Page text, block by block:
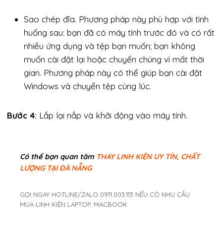
Sao chép đĩa. Phương pháp này phù hợp với tình
huống sau: bạn đã có máy tính trước đó và có rất
nhiều ứng dụng và tệp bạn muốn; bạn không
muốn cài đặt lại hoặc chuyển chúng vì mất thời
gian. Phương pháp này có thể giúp bạn cài đặt
Windows và chuyển tệp cùng lúc.
Bước 4: Lắp lại nắp và khởi động vào máy tính.
Có thể bạn quan tâm THAY LINH KIỆN UY TÍN, CHẤT
LƯỢNG TẠI ĐÀ NẴNG
GỌI NGAY HOTLINE/ZALO 0911.003.113 NẾU CÓ NHU CẦU
MUA LINH KIỆN LAPTOP, MACBOOK